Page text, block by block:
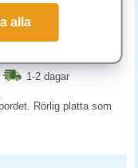
1-2 dagar
Rörlig platta som
alla